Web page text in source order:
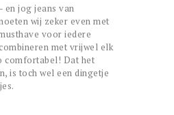
en jog jeans van
wij zeker even met
voor iedere
met vrijwel elk
comfortabel! Dat het
is toch wel een dingetje